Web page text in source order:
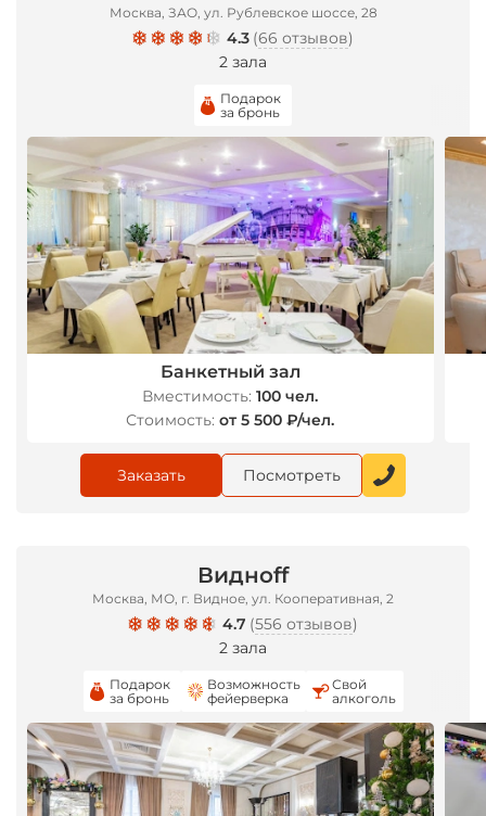
Москва, ЗАО, ул. Рублевское шоссе, 28
4.3 (66 отзывов)
2 зала
Подарок
за бронь
Банкетный зал
Вместимость: 100 чел.
Стоимость: от 5 500 ₽/чел.
Заказать Посмотреть
Виднoff
Москва, МО, г. Видное, ул. Кооперативная, 2
4.7 (556 отзывов)
2 зала
Подарок
за бронь
Возможность
фейерверка
Свой
алкоголь